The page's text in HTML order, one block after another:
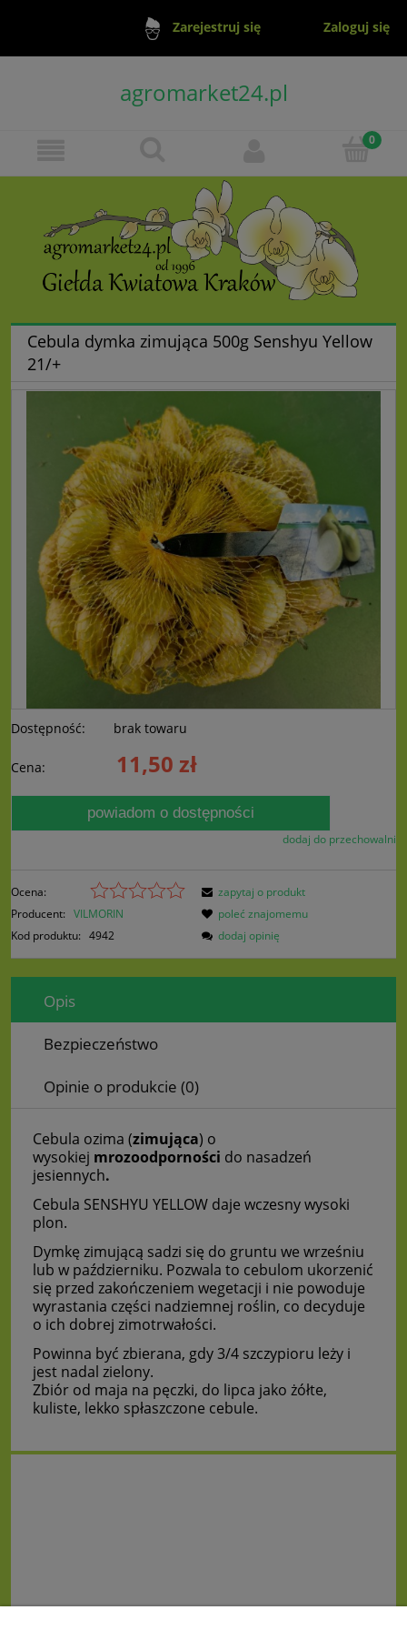
Zarejestruj się Zaloguj się
agromarket24.pl
Cebula dymka zimująca 500g Senshyu Yellow
21/+
Dostępność: brak towaru
Cena: 11,50 zł
powiadom o dostępności
dodaj do przechowalni
Ocena:
Producent: VILMORIN
Kod produktu: 4942
zapytaj o produkt
poleć znajomemu
dodaj opinię
Opis
Bezpieczeństwo
Opinie o produkcie (0)
Cebula ozima (zimująca) o
wysokiej mrozoodporności do nasadzeń
jesiennych.
Cebula SENSHYU YELLOW daje wczesny wysoki
plon.
Dymkę zimującą sadzi się do gruntu we wrześniu
lub w październiku. Pozwala to cebulom ukorzenić
się przed zakończeniem wegetacji i nie powoduje
wyrastania części nadziemnej roślin, co decyduje
o ich dobrej zimotrwałości.
Powinna być zbierana, gdy 3/4 szczypioru leży i
jest nadal zielony.
Zbiór od maja na pęczki, do lipca jako żółte,
kuliste, lekko spłaszczone cebule.